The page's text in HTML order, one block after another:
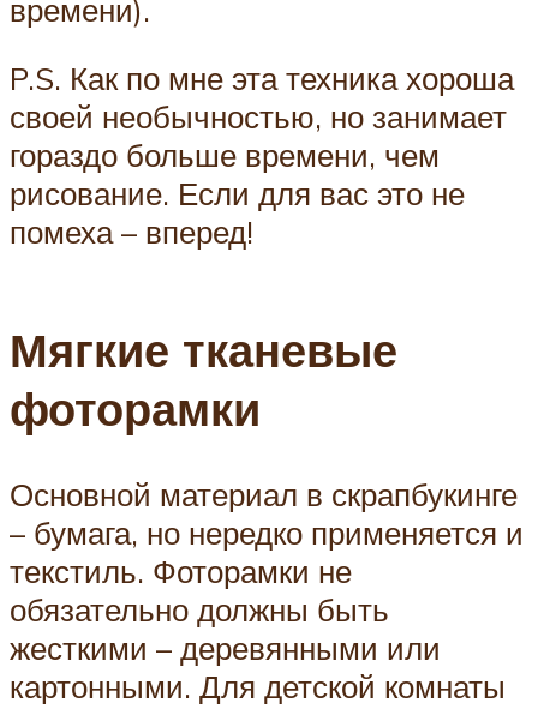
времени).
P.S. Как по мне эта техника хороша
своей необычностью, но занимает
гораздо больше времени, чем
рисование. Если для вас это не
помеха – вперед!
Мягкие тканевые
фоторамки
Основной материал в скрапбукинге
– бумага, но нередко применяется и
текстиль. Фоторамки не
обязательно должны быть
жесткими – деревянными или
картонными. Для детской комнаты